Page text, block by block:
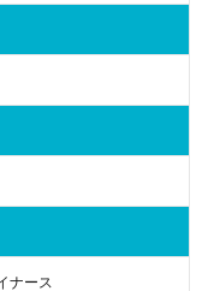
ナース